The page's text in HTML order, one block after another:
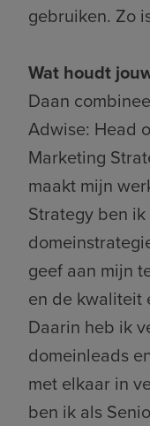
gebruiken. Zo
Wat houdt
Daan
Adwise: Head
Marketing
maakt mijn
Strategy ben
geef aan mijn
en de kwaliteit
Daarin heb ik
domeinleads
met elkaar in
ben ik als